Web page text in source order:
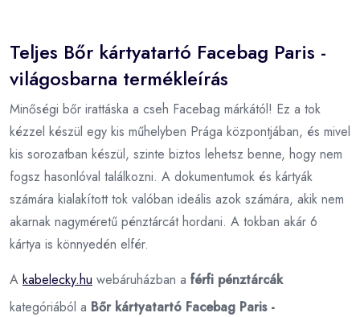
Teljes Bőr kártyatartó Facebag Paris -
világosbarna termékleírás
Minőségi bőr irattáska a cseh Facebag márkától! Ez a tok
kézzel készül egy kis műhelyben Prága központjában, és mivel
kis sorozatban készül, szinte biztos lehetsz benne, hogy nem
fogsz hasonlóval találkozni. A dokumentumok és kártyák
számára kialakított tok valóban ideális azok számára, akik nem
akarnak nagyméretű pénztárcát hordani. A tokban akár 6
kártya is könnyedén elfér.
A kabelecky.hu webáruházban a férfi pénztárcák
kategóriából a Bőr kártyatartó Facebag Paris -